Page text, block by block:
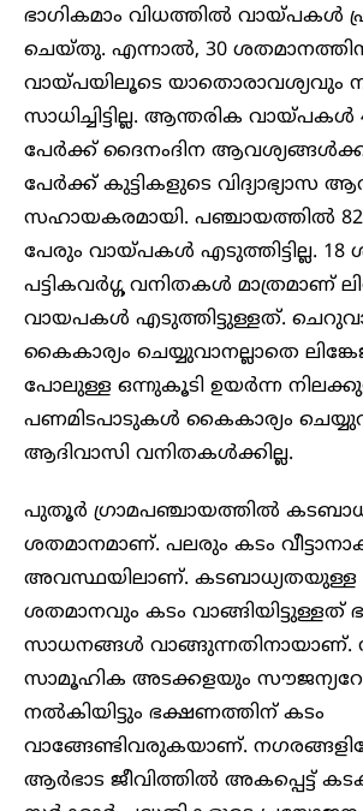
ഭാഗികമാം വിധത്തിൽ വായ്പകൾ
ചെയ്തു. എന്നാൽ, 30
വായ്പയിലൂടെ യാതൊരാവശ്യവും
സാധിച്ചിട്ടില്ല. ആന്തരിക
പേർക്ക് ദൈനംദിന
പേർക്ക് കുട്ടികളുടെ വിദ്യാഭ്യാസ
സഹായകരമായി. പഞ്ചായത്തിൽ
പേരും വായ്പകൾ എടുത്തിട്ടില്ല. 18
പട്ടികവർഗ്ഗ വനിതകൾ മാത്രമാണ്
വായപകൾ എടുത്തിട്ടുള്ളത്.
കൈകാര്യം ചെയ്യുവാനല്ലാതെ
പോലുള്ള ഒന്നുകൂടി ഉയർന്ന
പണമിടപാടുകൾ കൈകാര്യം
ആദിവാസി വനിതകൾക്കില്ല.
പുതൂർ ഗ്രാമപഞ്ചായത്തിൽ
ശതമാനമാണ്. പലരും കടം
അവസ്ഥയിലാണ്. കടബാധ്യതയുള്ള
ശതമാനവും കടം വാങ്ങിയിട്ടുള്ളത്
സാധനങ്ങൾ വാങ്ങുന്നതിനായാണ്.
സാമൂഹിക അടക്കളയും
നൽകിയിട്ടും ഭക്ഷണത്തിന് കടം
വാങ്ങേണ്ടിവരുകയാണ്.
ആർഭാട ജീവിത്തിൽ അകപ്പെട്ട്